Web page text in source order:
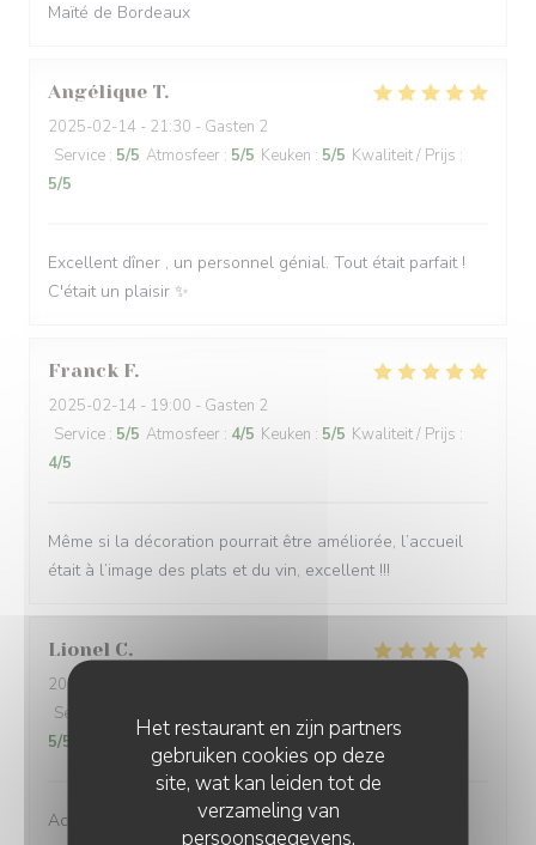
Het restaurant en zijn partners
gebruiken cookies op deze
site, wat kan leiden tot de
verzameling van
persoonsgegevens.
Maïté de Bordeaux
Angélique T
2025-02-14 - 21:30 - Gasten 2
Service : 5/5 Atmosfeer : 5/5 Keuken : 5/5 Kwaliteit / Prijs :
5/5
Excellent dîner , un personnel génial. Tout était parfait !
C'était un plaisir ✨️
Franck F
2025-02-14 - 19:00 - Gasten 2
Service : 5/5 Atmosfeer : 4/5 Keuken : 5/5 Kwaliteit / Prijs :
4/5
Même si la décoration pourrait être améliorée, l’accueil
était à l’image des plats et du vin, excellent !!!
Lionel C
2024-11-10
Service
5/5
Accueil très chaleureux, service et cuisine excellents...